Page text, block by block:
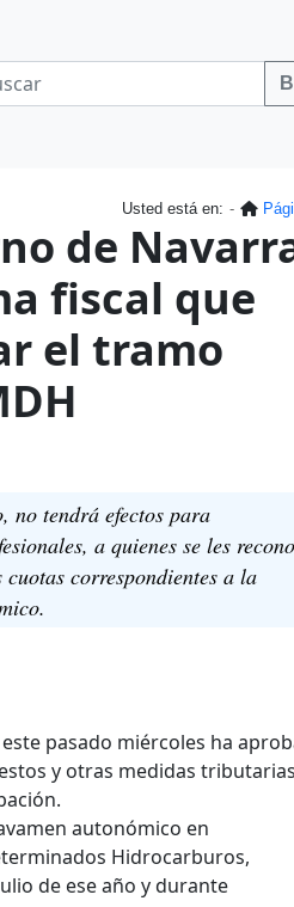
Usted está en:
de
fiscal que
el tramo
no tendrá efectos para
a quienes se les
correspondientes a la
pasado miércoles ha
y otras medidas
autonómico en
Hidrocarburos,
de ese año y durante